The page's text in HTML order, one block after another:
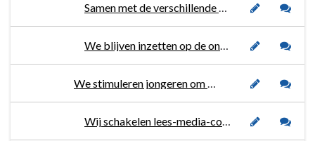
Samen met de verschillende partners investeren we in een doorlopende ontwikkel- en leerlijn (Voor- en Vroegschoolse Educatie, Onderwijsachterstandenbeleid en volwasseneneducatie).
We blijven inzetten op de ontwikkeling van taalvaardigheid van inwoners die de Nederlandse taal willen leren en/of verbeteren. We vergroten de taalkundige en digitale vaardigheden van onze inwoners en hebben extra aandacht voor overheidscommunicatie.
We stimuleren jongeren om meer te lezen en om verstandig om te gaan met internet, sociale media en games.
Wij schakelen lees-media-consulenten in.